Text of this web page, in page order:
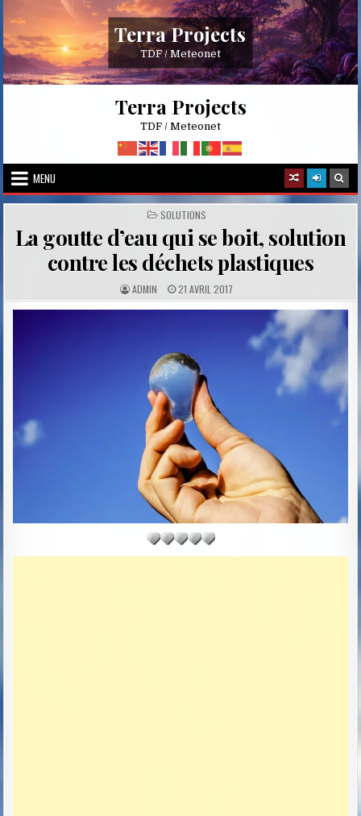
content
Terra Projects
TDF / Meteonet
Terra Projects
TDF / Meteonet
MENU
POSTED
IN
SOLUTIONS
La goutte d’eau qui se boit, solution
contre les déchets plastiques
A
U
T
ADMIN P
U
B
E
D
D
T
E
:
21 AVRIL 2017